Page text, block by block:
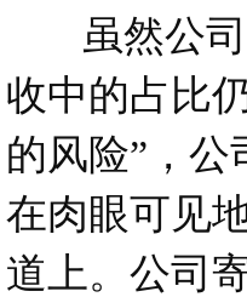
虽然公司
收中的占比
的风险”，
在肉眼可见
道上。公司